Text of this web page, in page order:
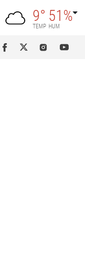
9°
TEMP
51%
HUM